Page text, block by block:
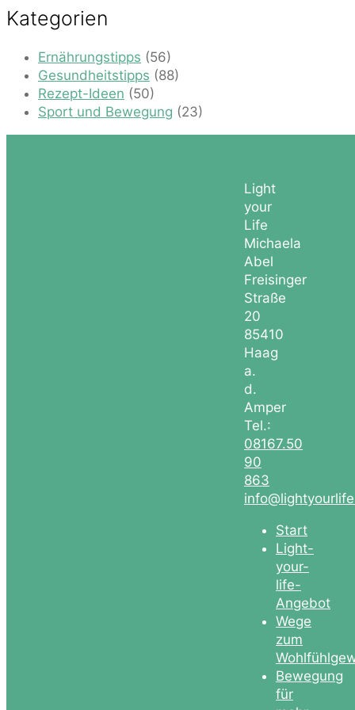
Kategorien
Ernährungstipps (56)
Gesundheitstipps (88)
Rezept-Ideen (50)
Sport und Bewegung (23)
Light
your
Life
Michaela
Abel
Freisinger
Straße
20
85410
Haag
a.
d.
Amper
Tel.:
08167.50
90
863
Start
Light-
your-
life-
Angebot
Wege
zum
Bewegung
für